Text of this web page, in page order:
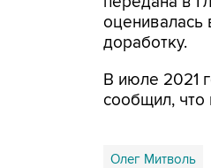
оценивалась
доработку.
В июле 2021
сообщил, что
Олег Митволь